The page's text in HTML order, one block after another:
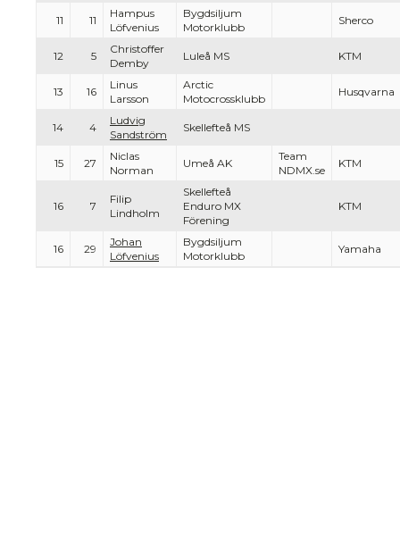
11 11
Hampus
Löfvenius
Bygdsiljum
Motorklubb
Sherco
12 5
Christoffer
Demby
Luleå MS KTM
13 16
Linus
Larsson
Arctic
Motocrossklubb
Husqvarna
14 4
Ludvig
Sandström
Skellefteå MS
15 27
Niclas
Norman
Umeå AK
Team
NDMX.se
KTM
16 7
Filip
Lindholm
Skellefteå
Enduro MX
Förening
KTM
16 29
Johan
Löfvenius
Bygdsiljum
Motorklubb
Yamaha